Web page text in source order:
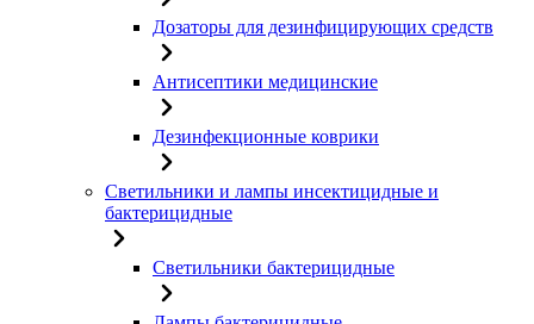
Дозаторы для дезинфицирующих средств
Антисептики медицинские
Дезинфекционные коврики
Светильники и лампы инсектицидные и
бактерицидные
Светильники бактерицидные